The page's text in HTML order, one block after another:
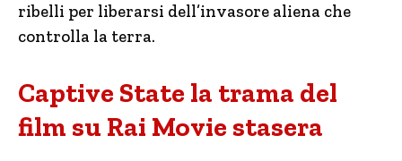
ribelli per liberarsi dell’invasore aliena che
controlla la terra.
Captive State la trama del
film su Rai Movie stasera